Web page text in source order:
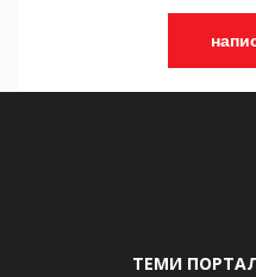
ТЕМИ